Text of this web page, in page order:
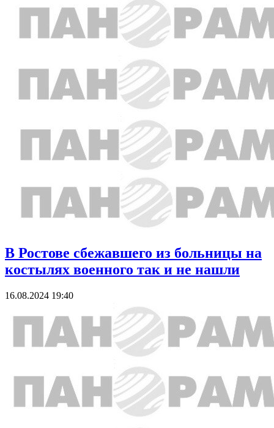
В Ростове сбежавшего из больницы на
костылях военного так и не нашли
16.08.2024 19:40